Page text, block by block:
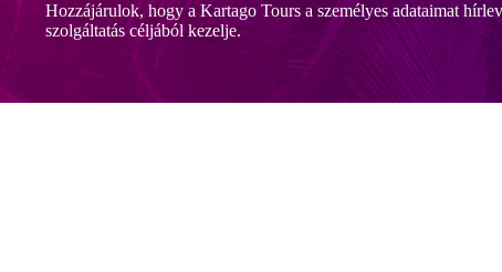
a nyüzsgő központtól, ahol számos bevásárlási és szórakozási
áll a vendégek rendelkezésére.
Hozzájárulok, hogy a Kartago Tours a személyes adataimat
szolgáltatás céljából kezelje.